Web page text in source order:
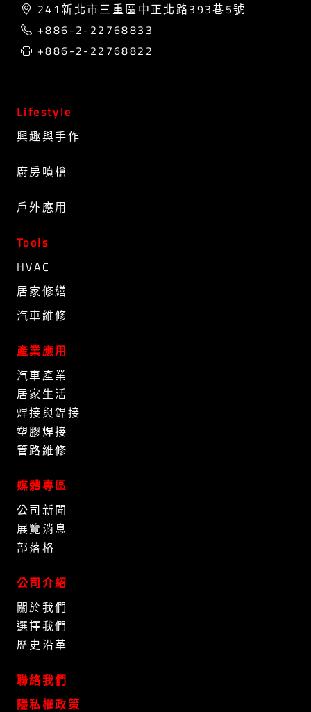
241新北市三重區中正北路393巷5號
+886-2-22768833
+886-2-22768822
Lifestyle
興趣與手作
廚房噴槍
戶外應用
Tools
HVAC
居家修繕
汽車維修
產業應用
汽車產業
居家生活
焊接與銲接
塑膠焊接
管路維修
媒體專區
公司新聞
展覽消息
部落格
公司介紹
關於我們
選擇我們
歷史沿革
聯絡我們
隱私權政策